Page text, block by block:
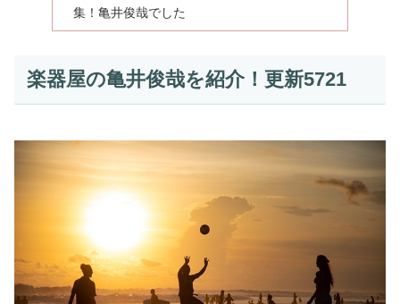
集！亀井俊哉でした
楽器屋の亀井俊哉を紹介！更新5721